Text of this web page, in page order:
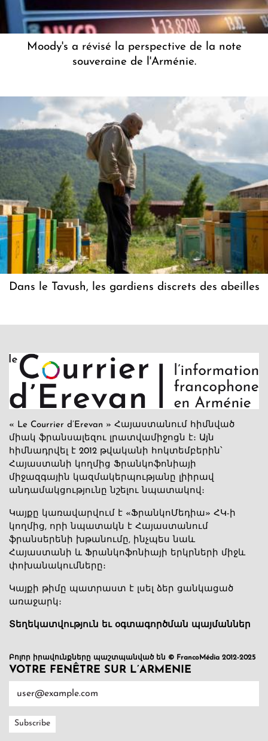
Moody's a révisé la perspective de la note
souveraine de l'Arménie.
Dans le Tavush, les gardiens discrets des abeilles
« Le Courrier d’Erevan » Հայաստանում հիմնված
միակ ֆրանսալեզու լրատվամիջոցն է։ Այն
հիմնադրվել է 2012 թվականի հոկտեմբերին՝
Հայաստանի կողմից Ֆրանկոֆոնիայի
միջազգային կազմակերպությանը լիիրավ
անդամակցությունը նշելու նպատակով։
Կայքը կառավարվում է «ՖրանկոՄեդիա» ՀԿ-ի
կողմից, որի նպատակն է Հայաստանում
ֆրանսերենի խթանումը, ինչպես նաև
Հայաստանի և Ֆրանկոֆոնիայի երկրների միջև
փոխանակումները։
Կայքի թիմը պատրաստ է լսել ձեր ցանկացած
առաջարկ։
Տեղեկատվություն եւ օգտագործման պայմաններ
Բոլոր իրավունքները պաշտպանված են © FrancoMédia 2012-2025
VOTRE FENÊTRE SUR L’ARMENIE